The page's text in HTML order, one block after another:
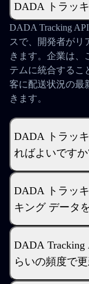
DADA トラッ
DADA Tracking
スで、開発者がリ
きます。企業は、
テムに統合するこ
客に配送状況の最
きます。
DADA トラッ
ればよいですか
DADA トラッ
キング データ
DADA Tracking
らいの頻度で